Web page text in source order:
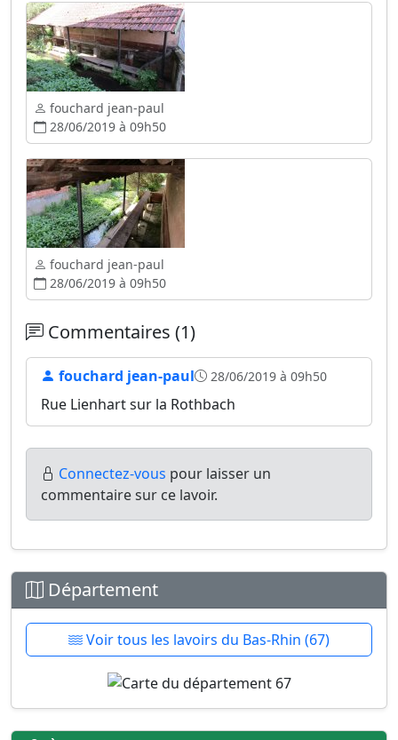
fouchard jean-paul
28/06/2019 à 09h50
fouchard jean-paul
28/06/2019 à 09h50
Commentaires (1)
fouchard jean-paul 28/06/2019 à 09h50
Rue Lienhart sur la Rothbach
Connectez-vous pour laisser un
commentaire sur ce lavoir.
Département
Voir tous les lavoirs du Bas-Rhin (67)